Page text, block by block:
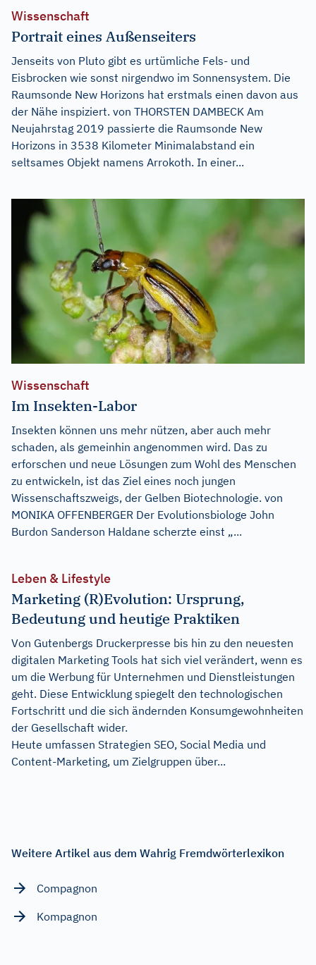
Wissenschaft
Portrait eines Außenseiters
Jenseits von Pluto gibt es urtümliche Fels- und
Eisbrocken wie sonst nirgendwo im Sonnensystem. Die
Raumsonde New Horizons hat erstmals einen davon aus
der Nähe inspiziert. von THORSTEN DAMBECK Am
Neujahrstag 2019 passierte die Raumsonde New
Horizons in 3538 Kilometer Minimalabstand ein
seltsames Objekt namens Arrokoth. In einer...
Wissenschaft
Im Insekten-Labor
Insekten können uns mehr nützen, aber auch mehr
schaden, als gemeinhin angenommen wird. Das zu
erforschen und neue Lösungen zum Wohl des Menschen
zu entwickeln, ist das Ziel eines noch jungen
Wissenschaftszweigs, der Gelben Biotechnologie. von
MONIKA OFFENBERGER Der Evolutionsbiologe John
Burdon Sanderson Haldane scherzte einst „...
Leben & Lifestyle
Marketing (R)Evolution: Ursprung,
Bedeutung und heutige Praktiken
Von Gutenbergs Druckerpresse bis hin zu den neuesten
digitalen Marketing Tools hat sich viel verändert, wenn es
um die Werbung für Unternehmen und Dienstleistungen
geht. Diese Entwicklung spiegelt den technologischen
Fortschritt und die sich ändernden Konsumgewohnheiten
der Gesellschaft wider.
Heute umfassen Strategien SEO, Social Media und
Content-Marketing, um Zielgruppen über...
Weitere Artikel aus dem Wahrig Fremdwörterlexikon
Compagnon
Kompagnon